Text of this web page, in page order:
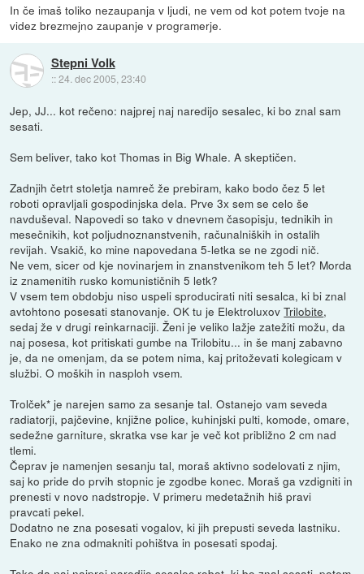
In če imaš toliko nezaupanja v ljudi, ne vem od kot potem tvoje na
videz brezmejno zaupanje v programerje.
Stepni Volk
::24. dec 2005, 23:40
Jep, JJ... kot rečeno: najprej naj naredijo sesalec, ki bo znal sam
sesati.
Sem beliver, tako kot Thomas in Big Whale. A skeptičen.
Zadnjih četrt stoletja namreč že prebiram, kako bodo čez 5 let
roboti opravljali gospodinjska dela. Prve 3x sem se celo še
navduševal. Napovedi so tako v dnevnem časopisju, tednikih in
mesečnikih, kot poljudnoznanstvenih, računalniških in ostalih
revijah. Vsakič, ko mine napovedana 5-letka se ne zgodi nič.
Ne vem, sicer od kje novinarjem in znanstvenikom teh 5 let? Morda
iz znamenitih rusko komunističnih 5 letk?
V vsem tem obdobju niso uspeli sproducirati niti sesalca, ki bi znal
avtohtono posesati stanovanje. OK tu je ElektroluxovTrilobite,
sedaj že v drugi reinkarnaciji. Ženi je veliko lažje zatežiti možu, da
naj posesa, kot pritiskati gumbe na Trilobitu... in še manj zabavno
je, da ne omenjam, da se potem nima, kaj pritoževati kolegicam v
službi. O moških in nasploh vsem.
Trolček* je narejen samo za sesanje tal. Ostanejo vam seveda
radiatorji, pajčevine, knjižne police, kuhinjski pulti, komode, omare,
sedežne garniture, skratka vse kar je več kot približno 2 cm nad
tlemi.
Čeprav je namenjen sesanju tal, moraš aktivno sodelovati z njim,
saj ko pride do prvih stopnic je zgodbe konec. Moraš ga vzdigniti in
prenesti v novo nadstropje. V primeru medetažnih hiš pravi
pravcati pekel.
Dodatno ne zna posesati vogalov, ki jih prepusti seveda lastniku.
Enako ne zna odmakniti pohištva in posesati spodaj.